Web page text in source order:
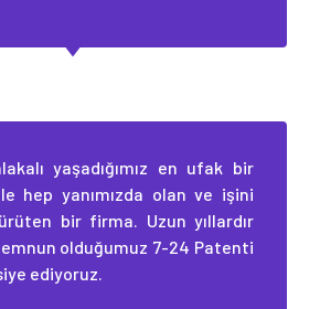
yaşadığımız en ufak bir
hep yanımızda olan ve işini
bir firma. Uzun yıllardır
olduğumuz 7-24 Patenti
ediyoruz.